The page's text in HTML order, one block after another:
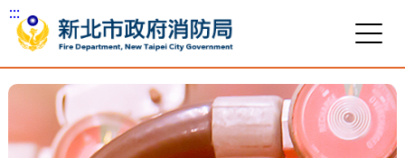
跳到主要內容區塊
:::